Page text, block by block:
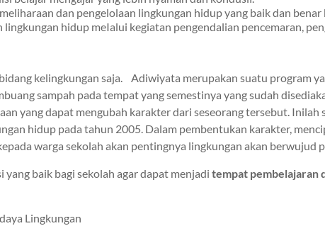
dan pengelolaan lingkungan hidup yang baik dan benar
hidup meIalui kegiatan pengendalian pencemaran,
kelingkungan saja. Adiwiyata merupakan suatu program
sampah pada tempat yang semestinya yang sudah
yang dapat mengubah karakter dari seseorang tersebut.
hidup pada tahun 2005. Dalam pembentukan karakter,
warga sekolah akan pentingnya lingkungan akan berwujud
baik bagi sekolah agar dapat menjadi tempat pembelajaran
Lingkungan